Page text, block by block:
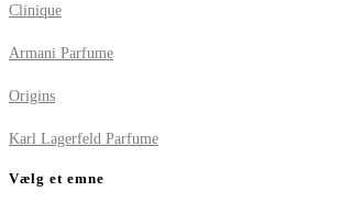
Clinique
Armani Parfume
Origins
Karl Lagerfeld Parfume
Vælg et emne